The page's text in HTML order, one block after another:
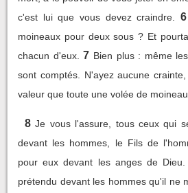
c'est lui que vous devez craindre.
6
moineaux pour deux sous ? Et
chacun d'eux. 7 Bien plus : même
sont comptés. N'ayez aucune
valeur que toute une volée de
8 Je vous l'assure, tous ceux qui
devant les hommes, le Fils de
pour eux devant les anges de Dieu.
prétendu devant les hommes qu'il ne